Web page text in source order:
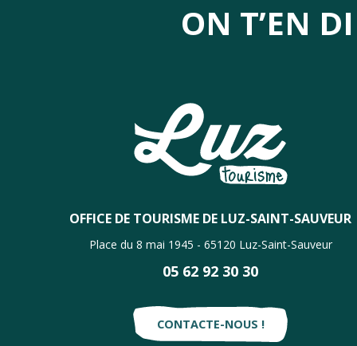
ON T’EN
OFFICE DE TOURISME DE LUZ-SAINT-SAUVEUR
Place du 8 mai 1945 - 65120 Luz-Saint-Sauveur
05 62 92 30 30
CONTACTE-NOUS !